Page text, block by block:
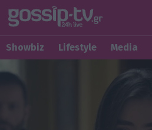
Showbiz Lifestyle Media